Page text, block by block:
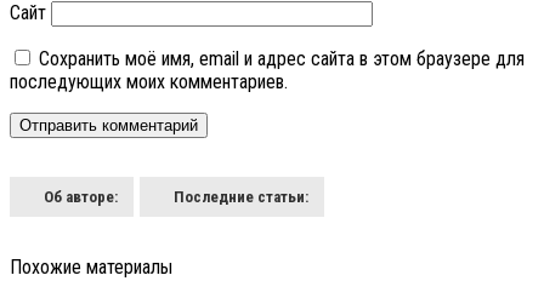
Сайт
Сохранить моё имя, email и адрес сайта в этом браузере для
последующих моих комментариев.
Об авторе: Последние статьи:
Похожие материалы